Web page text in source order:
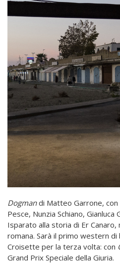
Dogmandi Matteo Garrone, con
Pesce, Nunzia Schiano, Gianluca
Isparato alla storia di Er
romana. Sarà il primo western
Croisette per la terza volta: con
Grand Prix Speciale della Giuria.